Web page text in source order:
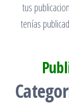
tus
tenías